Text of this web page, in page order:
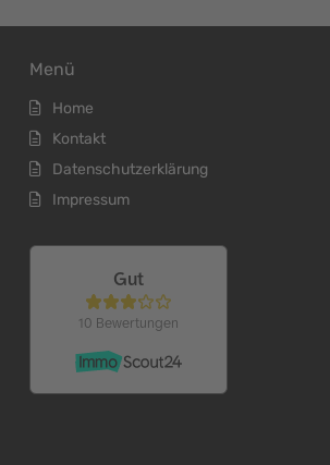
Menü
Home
Kontakt
Datenschutzerklärung
Impressum